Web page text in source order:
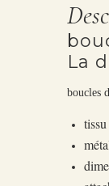
La
boucles